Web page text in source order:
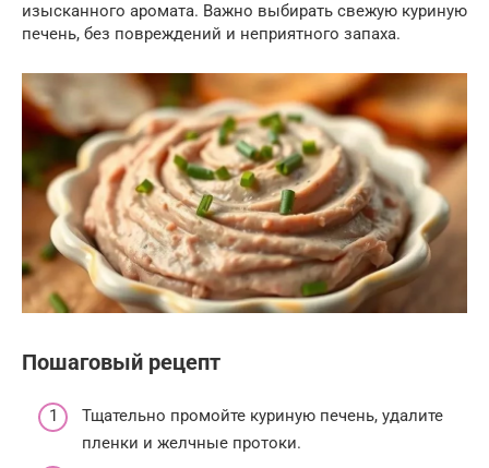
изысканного аромата. Важно выбирать свежую куриную
печень, без повреждений и неприятного запаха.
Пошаговый рецепт
Тщательно промойте куриную печень, удалите
пленки и желчные протоки.